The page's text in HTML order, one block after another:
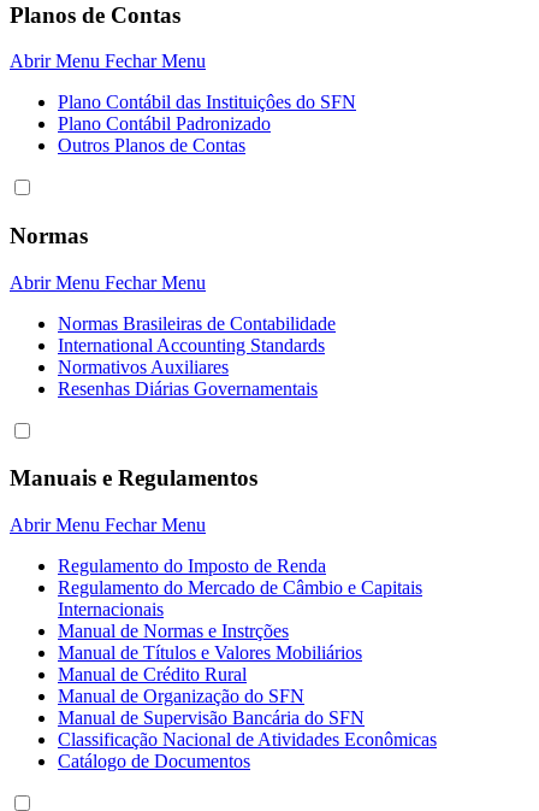
Planos de Contas
Abrir Menu Fechar Menu
Plano Contábil das Instituiçôes do SFN
Plano Contábil Padronizado
Outros Planos de Contas
Normas
Abrir Menu Fechar Menu
Normas Brasileiras de Contabilidade
International Accounting Standards
Normativos Auxiliares
Resenhas Diárias Governamentais
Manuais e Regulamentos
Abrir Menu Fechar Menu
Regulamento do Imposto de Renda
Regulamento do Mercado de Câmbio e Capitais
Internacionais
Manual de Normas e Instrções
Manual de Títulos e Valores Mobiliários
Manual de Crédito Rural
Manual de Organização do SFN
Manual de Supervisão Bancária do SFN
Classificação Nacional de Atividades Econômicas
Catálogo de Documentos